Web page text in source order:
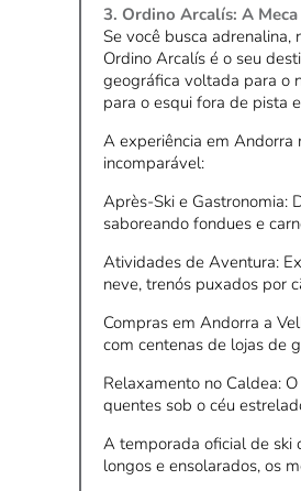
3. Ordino Arcalís: A
Se você busca
Ordino Arcalís é o seu
geográfica voltada para o
para o esqui fora de pista
A experiência em Andorra
incomparável:
Après-Ski e Gastronomia:
saboreando fondues e
Atividades de Aventura:
neve, trenós puxados por
Compras em Andorra a
com centenas de lojas de
Relaxamento no Caldea:
quentes sob o céu
A temporada oficial de ski
longos e ensolarados, os